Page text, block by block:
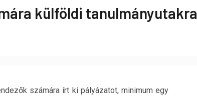
külföldi tanulmányutakra
számára írt ki pályázatot, minimum egy